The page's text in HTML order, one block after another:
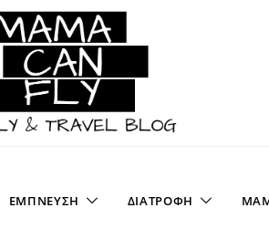
ΕΜΠΝΕΥΣΗ ΔΙΑΤΡΟΦΗ